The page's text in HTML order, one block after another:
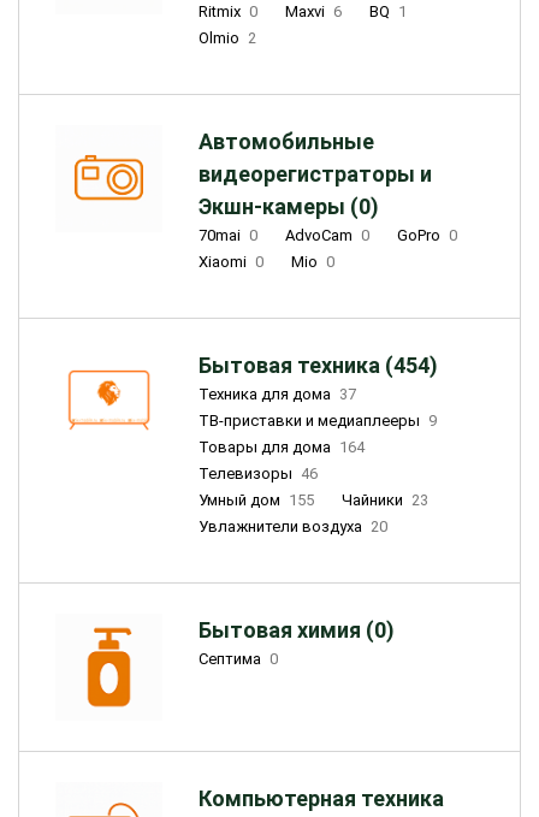
Ritmix 0 Maxvi 6 BQ 1
Olmio 2
Автомобильные
видеорегистраторы и
Экшн-камеры (0)
70mai 0 AdvoCam 0 GoPro 0
Xiaomi 0 Mio 0
Бытовая техника (454)
Техника для дома 37
ТВ-приставки и медиаплееры 9
Товары для дома 164
Телевизоры 46
Умный дом 155 Чайники 23
Увлажнители воздуха 20
Бытовая химия (0)
Септима 0
Компьютерная техника